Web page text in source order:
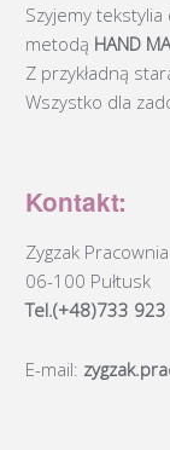
Szyjemy
metodą HAND
Z przykładną
Wszystko dla
Kontakt:
Zygzak
06-100 Pułtusk
Tel.(+48)733
E-mail: